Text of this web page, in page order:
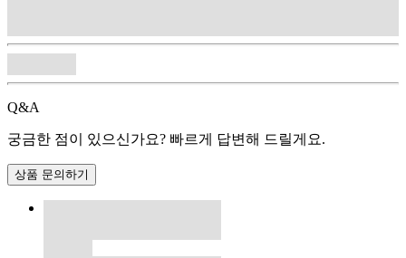
Q&A
궁금한 점이 있으신가요? 빠르게 답변해 드릴게요.
상품 문의하기